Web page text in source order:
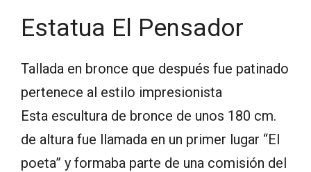
Estatua El Pensador
Tallada en bronce que después fue patinado
pertenece al estilo impresionista
Esta escultura de bronce de unos 180 cm.
de altura fue llamada en un primer lugar “El
poeta” y formaba parte de una comisión del